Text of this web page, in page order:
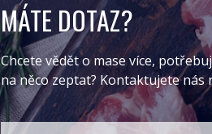
MÁTE DOTAZ?
Chcete vědět o mase více,
na něco zeptat? Kontaktujete nás